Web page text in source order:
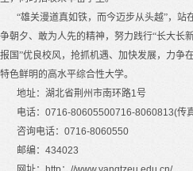
“雄关漫道真如铁，而今迈步从头越”，站
争朝夕、敢为人先的精神，努力践行“长大长
报国”优良校风，抢抓机遇、加快发展，力争
特色鲜明的高水平综合性大学。
地址：湖北省荆州市南环路1号
电话： 0716-80605500716-8060813(传
咨询电话： 0716-8060550
邮编： 434023